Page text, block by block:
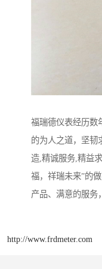
福瑞德仪表经历数
的为人之道，坚韧
造,精诚服务,精益
福，祥瑞未来”的
产品、满意的服务
http://www.frdmeter.com